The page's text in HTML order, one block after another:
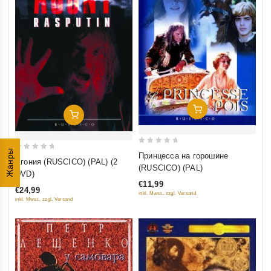
Жанры
Добавить В Корзину
5
Агония (RUSCICO) (PAL) (2
DVD)
€24,99
inkl. Mwst., zzgl. Versand
Добавить В Корзину
out
5
Принцесса на горошине
(RUSCICO) (PAL)
€11,99
inkl. Mwst., zzgl. Versand